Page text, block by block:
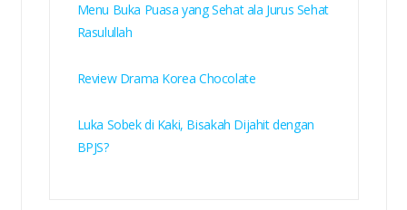
Menu Buka Puasa yang Sehat ala Jurus Sehat
Rasulullah
Review Drama Korea Chocolate
Luka Sobek di Kaki, Bisakah Dijahit dengan
BPJS?